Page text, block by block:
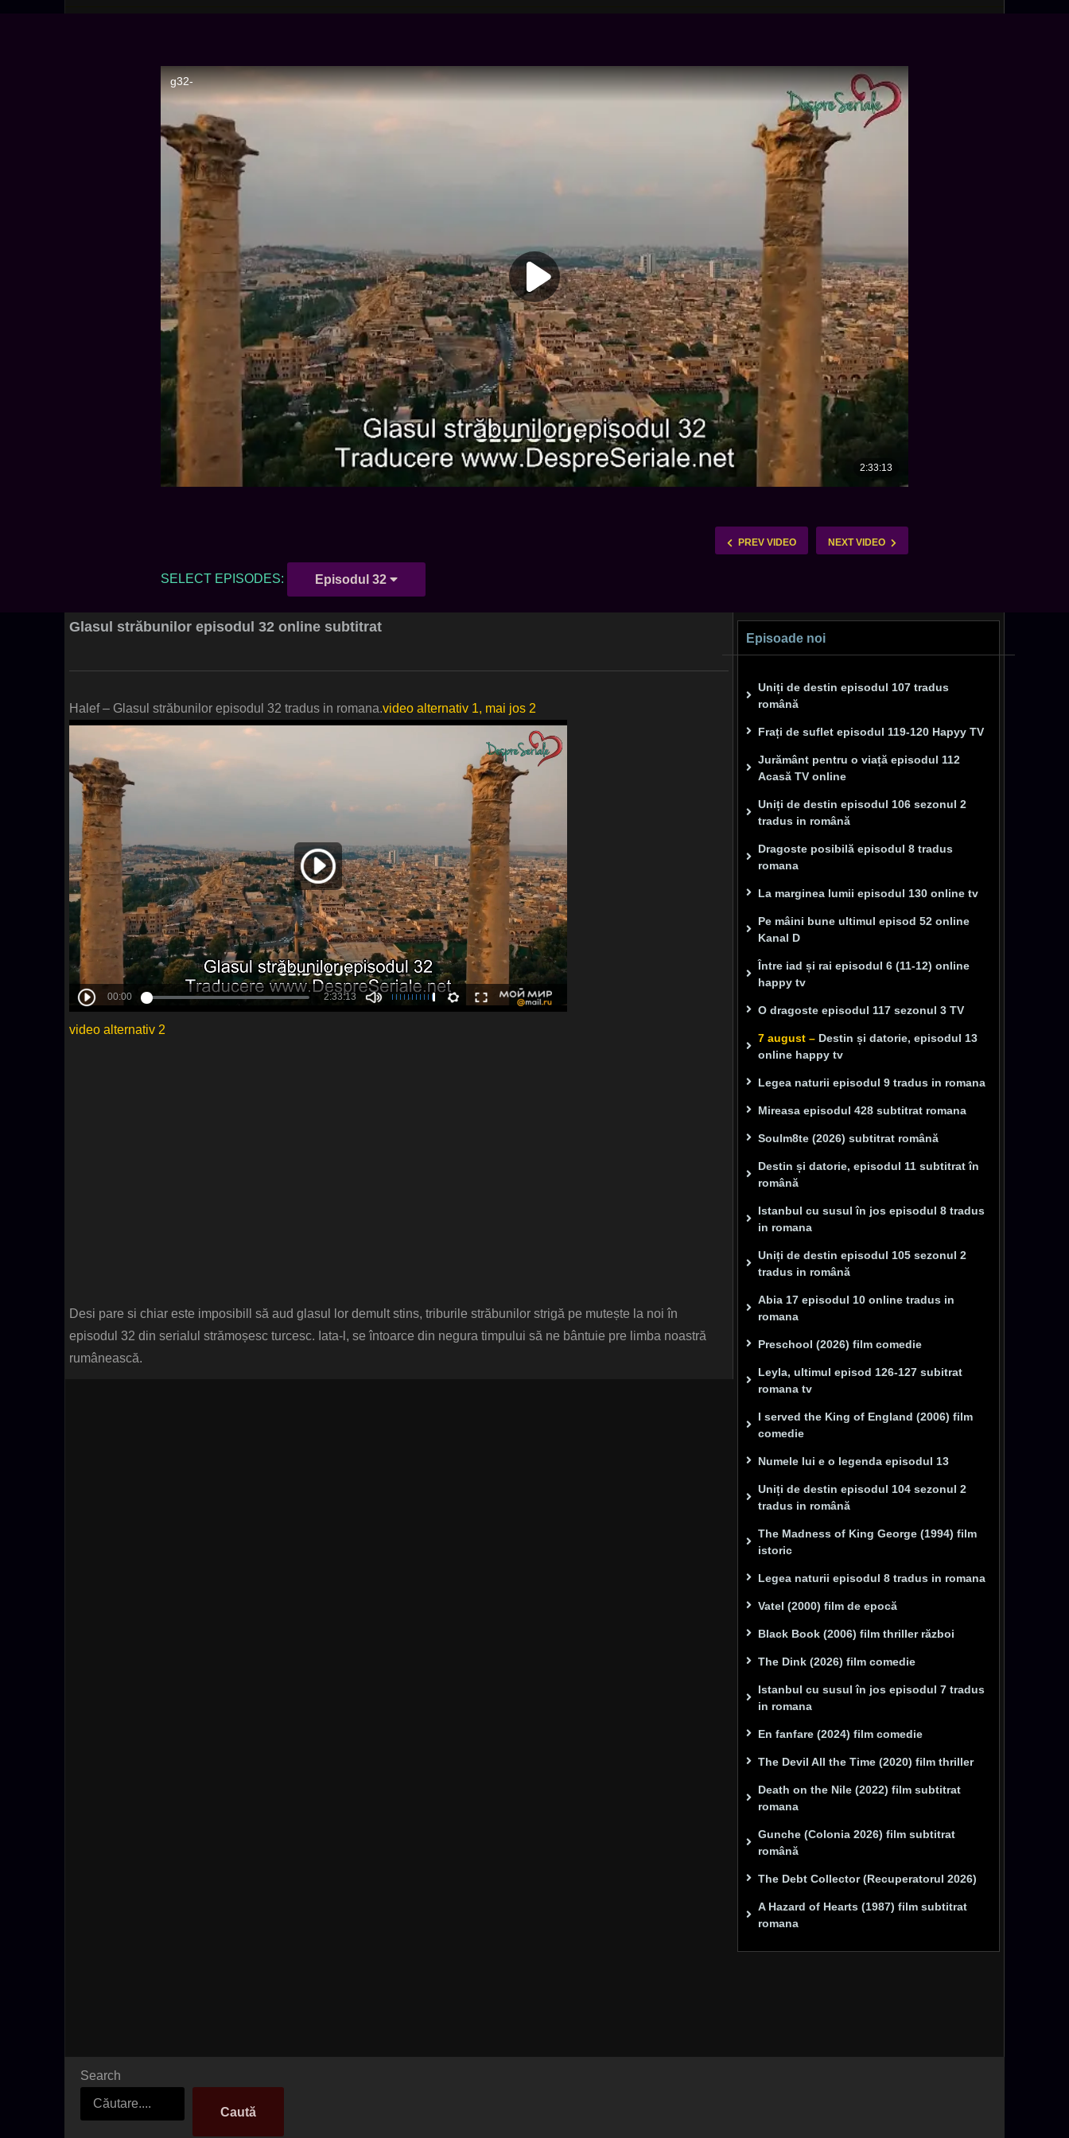
PREV VIDEO NEXT VIDEO
SELECT EPISODES: Episodul 32
Glasul străbunilor episodul 32 online subtitrat
Halef – Glasul străbunilor episodul 32 tradus in romana.video alternativ 1, mai jos 2
video alternativ 2
Desi pare si chiar este imposibill să aud glasul lor demult stins, triburile străbunilor strigă pe mutește la noi în
episodul 32 din serialul strămoșesc turcesc. Iata-l, se întoarce din negura timpului să ne bântuie pre limba noastră
rumânească.
Episoade noi
Uniți de destin episodul 107 tradus
română
Frați de suflet episodul 119-120 Hapyy TV
Jurământ pentru o viață episodul 112
Acasă TV online
Uniți de destin episodul 106 sezonul 2
tradus in română
Dragoste posibilă episodul 8 tradus
romana
La marginea lumii episodul 130 online tv
Pe mâini bune ultimul episod 52 online
Kanal D
Între iad și rai episodul 6 (11-12) online
happy tv
O dragoste episodul 117 sezonul 3 TV
7 august – Destin și datorie, episodul 13
online happy tv
Legea naturii episodul 9 tradus in romana
Mireasa episodul 428 subtitrat romana
Soulm8te (2026) subtitrat română
Destin și datorie, episodul 11 subtitrat în
română
Istanbul cu susul în jos episodul 8 tradus
in romana
Uniți de destin episodul 105 sezonul 2
tradus in română
Abia 17 episodul 10 online tradus in
romana
Preschool (2026) film comedie
Leyla, ultimul episod 126-127 subitrat
romana tv
I served the King of England (2006) film
comedie
Numele lui e o legenda episodul 13
Uniți de destin episodul 104 sezonul 2
tradus in română
The Madness of King George (1994) film
istoric
Legea naturii episodul 8 tradus in romana
Vatel (2000) film de epocă
Black Book (2006) film thriller război
The Dink (2026) film comedie
Istanbul cu susul în jos episodul 7 tradus
in romana
En fanfare (2024) film comedie
The Devil All the Time (2020) film thriller
Death on the Nile (2022) film subtitrat
romana
Gunche (Colonia 2026) film subtitrat
română
The Debt Collector (Recuperatorul 2026)
A Hazard of Hearts (1987) film subtitrat
romana
Search
Caută